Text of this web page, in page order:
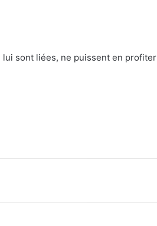
lui sont liées, ne puissent en profiter